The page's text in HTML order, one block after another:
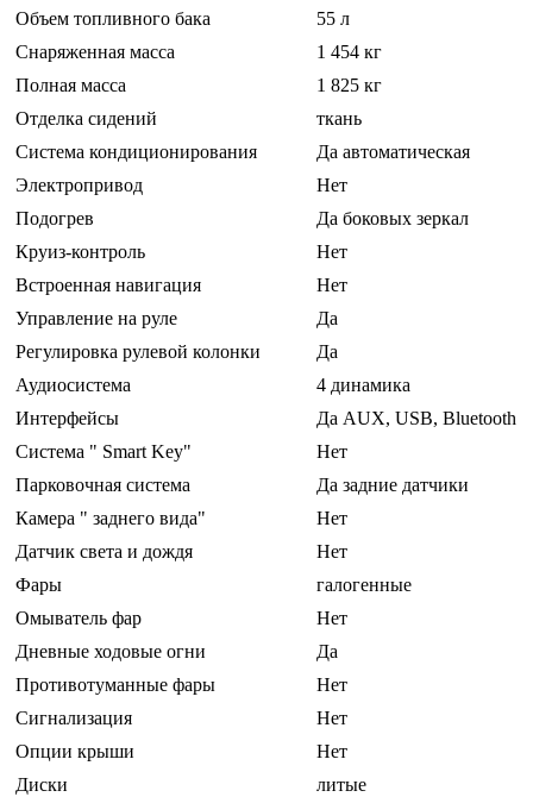
Объем топливного бака
55 л
Снаряженная масса
1 454 кг
Полная масса
1 825 кг
Отделка сидений
ткань
Система кондиционирования
Да автоматическая
Электропривод
Нет
Подогрев
Да боковых зеркал
Круиз-контроль
Нет
Встроенная навигация
Нет
Управление на руле
Да
Регулировка рулевой колонки
Да
Аудиосистема
4 динамика
Интерфейсы
Да AUX, USB, Bluetooth
Система " Smart Key"
Нет
Парковочная система
Да задние датчики
Камера " заднего вида"
Нет
Датчик света и дождя
Нет
Фары
галогенные
Омыватель фар
Нет
Дневные ходовые огни
Да
Противотуманные фары
Нет
Сигнализация
Нет
Опции крыши
Нет
Диски
литые